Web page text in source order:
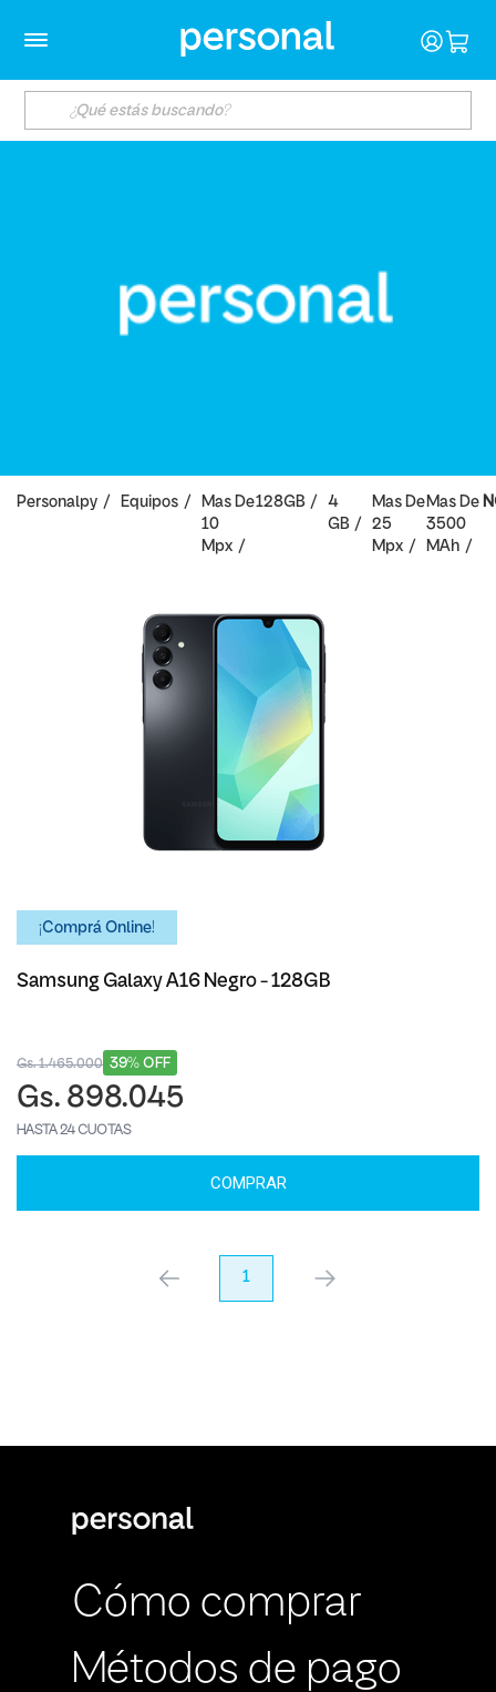
Personalpy Equipos
Mas De
10
Mpx
128GB
4
GB
Mas De
25
Mpx
Mas De
3500
MAh
¡Comprá Online!
Samsung Galaxy A16 Negro - 128GB
39% OFF
Gs. 1.465.000
Gs. 898.045
HASTA 24 CUOTAS
COMPRAR
anterior 1 próximo
Cómo comprar
Métodos de pago